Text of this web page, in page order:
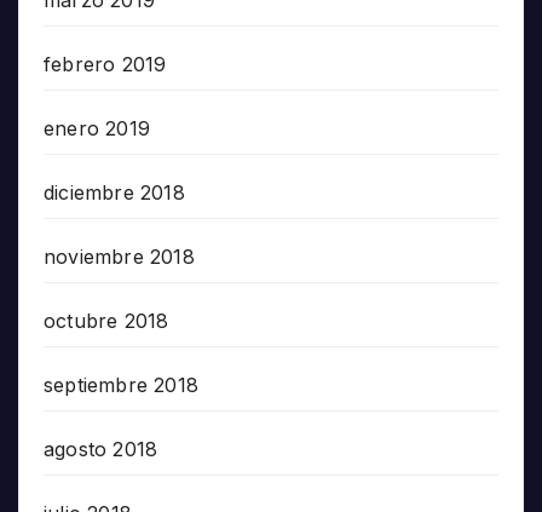
febrero 2019
enero 2019
diciembre 2018
noviembre 2018
octubre 2018
septiembre 2018
agosto 2018